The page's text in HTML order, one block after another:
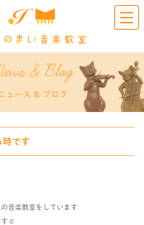
Clic
k
& Blog
ュース & ブログ
時です
音楽教室をしています
す☺︎